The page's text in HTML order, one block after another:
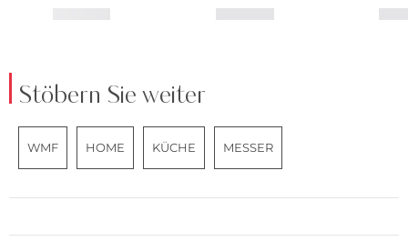
Stöbern Sie weiter
WMF HOME KÜCHE MESSER